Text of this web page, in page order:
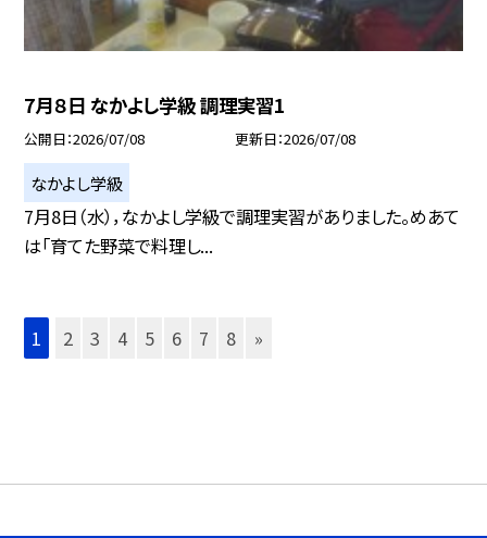
7月８日 なかよし学級 調理実習1
公開日 2026/07/08 更新日 2026/07/08
なかよし学級
7月8日（水），なかよし学級で調理実習がありました。めあて
は「育てた野菜で料理し...
1 2 3 4 5 6 7 8 »